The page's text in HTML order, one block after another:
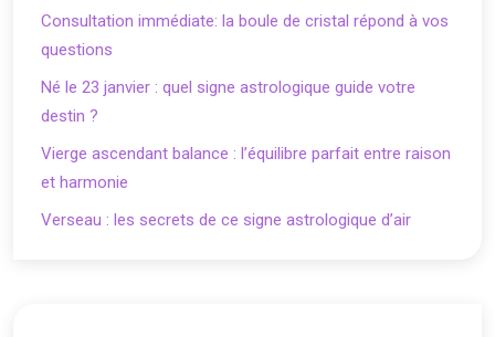
Consultation immédiate: la boule de cristal répond à vos
questions
Né le 23 janvier : quel signe astrologique guide votre
destin ?
Vierge ascendant balance : l’équilibre parfait entre raison
et harmonie
Verseau : les secrets de ce signe astrologique d’air